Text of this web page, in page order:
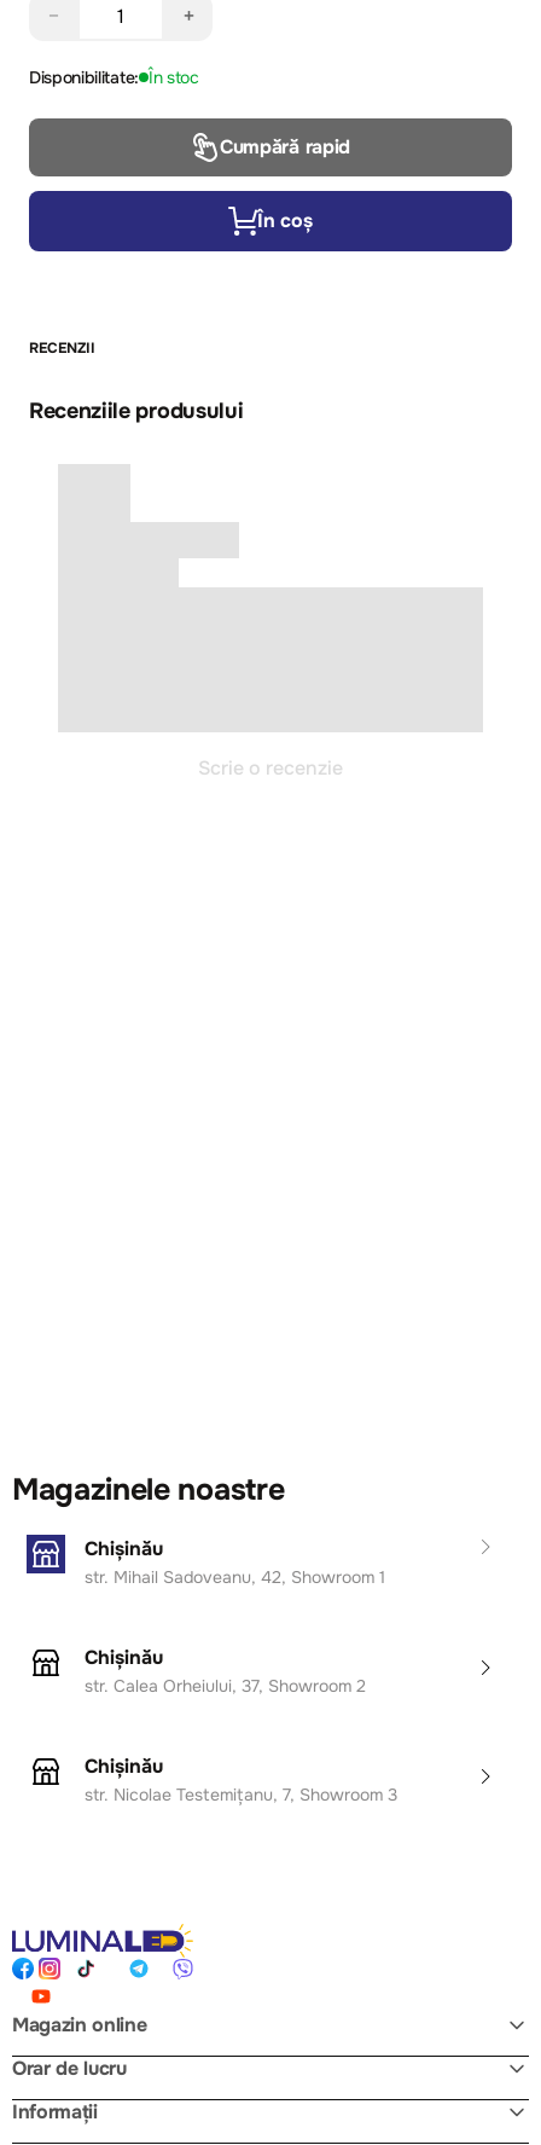
− +
Disponibilitate: În stoc
Cumpără rapid
În coș
RECENZII
Recenziile produsului
Scrie o recenzie
Magazinele noastre
Chișinău
str. Mihail Sadoveanu, 42, Showroom 1
Chișinău
str. Calea Orheiului, 37, Showroom 2
Chișinău
str. Nicolae Testemițanu, 7, Showroom 3
Magazin online
Orar de lucru
Informații